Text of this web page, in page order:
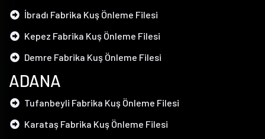
İbradı Fabrika Kuş Önleme Filesi
Kepez Fabrika Kuş Önleme Filesi
Demre Fabrika Kuş Önleme Filesi
ADANA
Tufanbeyli Fabrika Kuş Önleme Filesi
Karataş Fabrika Kuş Önleme Filesi